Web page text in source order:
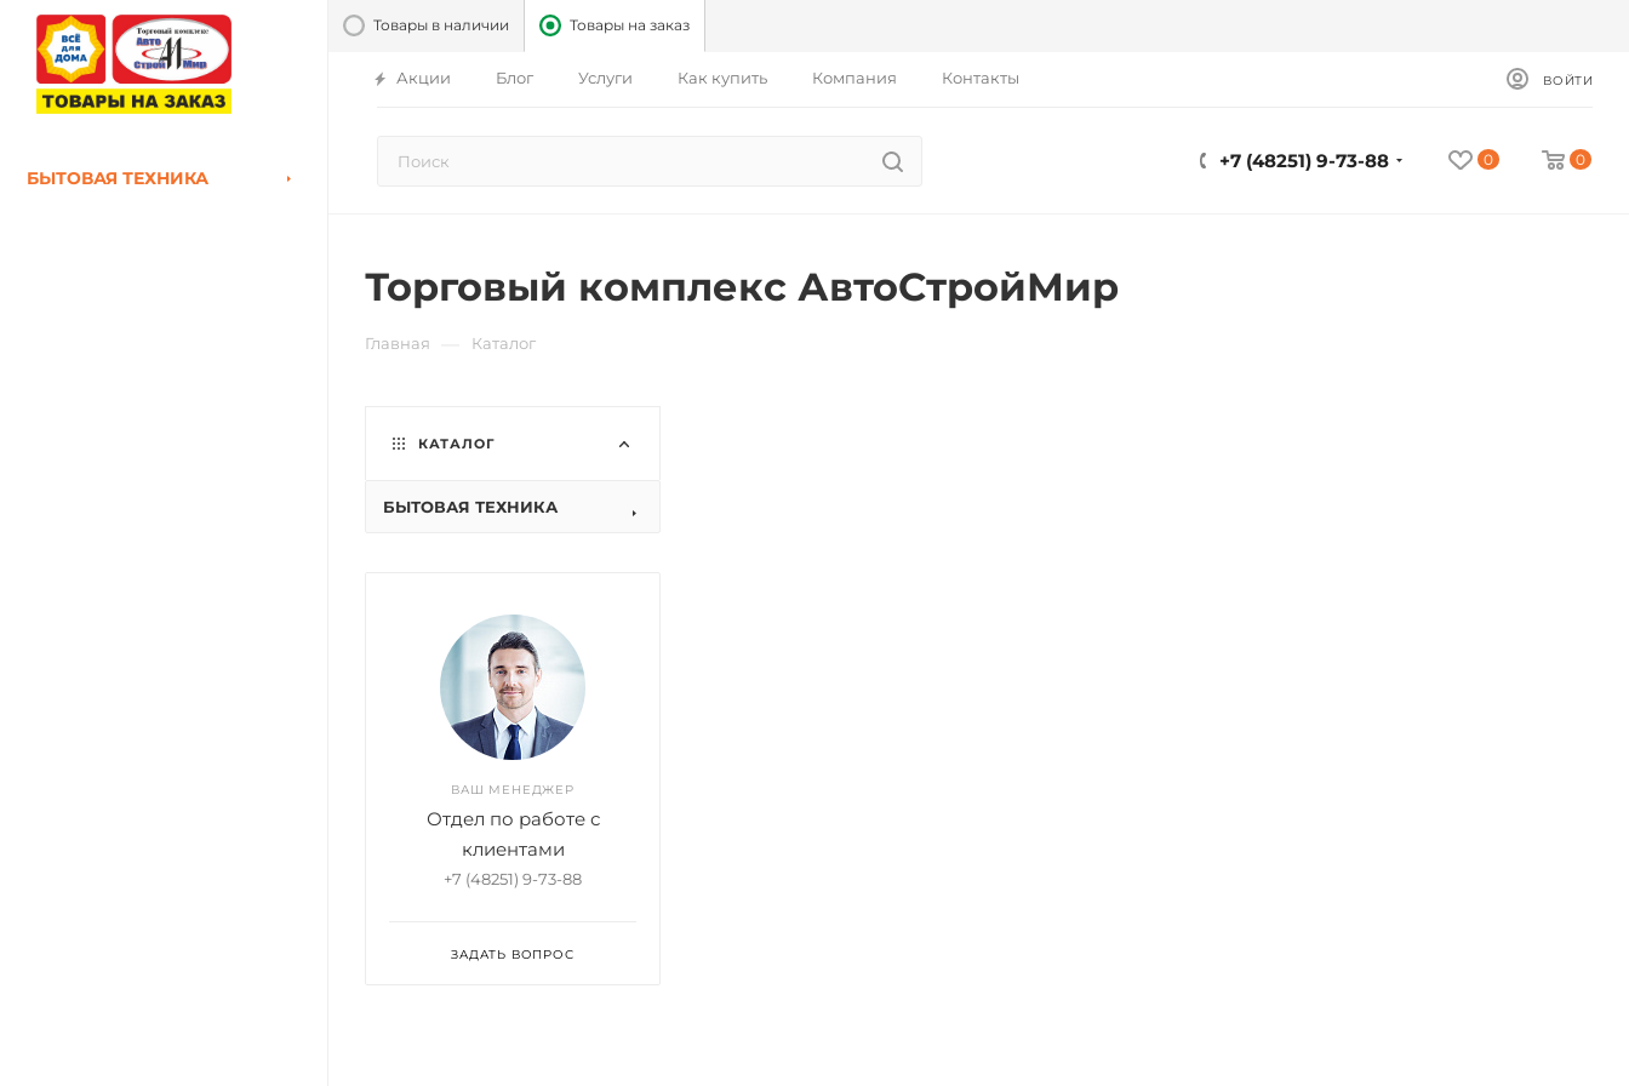
Товары в наличии Товары на заказ
Акции Блог Услуги Как купить Компания Контакты ВОЙТИ
0 0
+7 (48251) 9-73-88
БЫТОВАЯ ТЕХНИКА
Торговый комплекс АвтоСтройМир
Главная Каталог
КАТАЛОГ
БЫТОВАЯ ТЕХНИКА
ВАШ МЕНЕДЖЕР
Отдел по работе с
клиентами
+7 (48251) 9-73-88
ЗАДАТЬ ВОПРОС